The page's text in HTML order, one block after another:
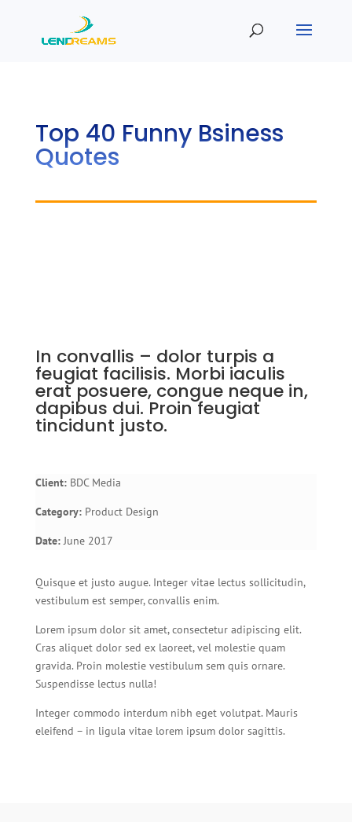
Top 40 Funny Bsiness
Quotes
In convallis – dolor turpis a
feugiat facilisis. Morbi iaculis
erat posuere, congue neque in,
dapibus dui. Proin feugiat
tincidunt justo.
Client:BDC Media
Category:Product Design
Date:June 2017
Quisque et justo augue. Integer vitae lectus sollicitudin,
vestibulum est semper, convallis enim.
Lorem ipsum dolor sit amet, consectetur adipiscing elit.
Cras aliquet dolor sed ex laoreet, vel molestie quam
gravida. Proin molestie vestibulum sem quis ornare.
Suspendisse lectus nulla!
Integer commodo interdum nibh eget volutpat. Mauris
eleifend – in ligula vitae lorem ipsum dolor sagittis.